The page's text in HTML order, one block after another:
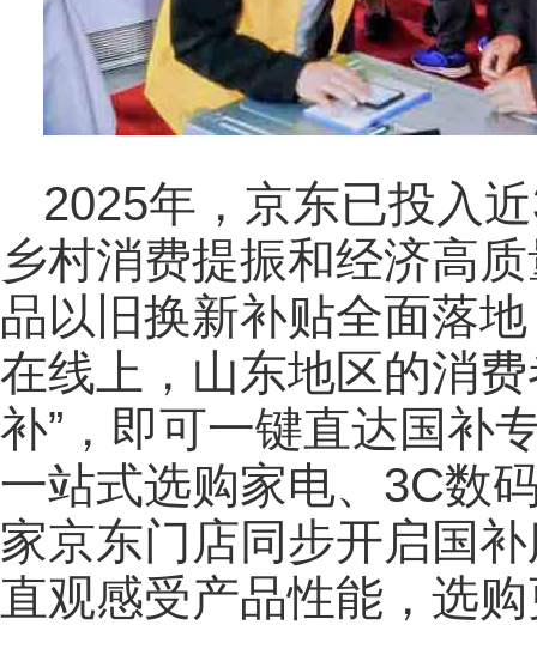
2025年，京东已投入
乡村消费提振和经济高
品以旧换新补贴全面落
在线上，山东地区的消
补”，即可一键直达国补
一站式选购家电、3C数
家京东门店同步开启国
直观感受产品性能，选